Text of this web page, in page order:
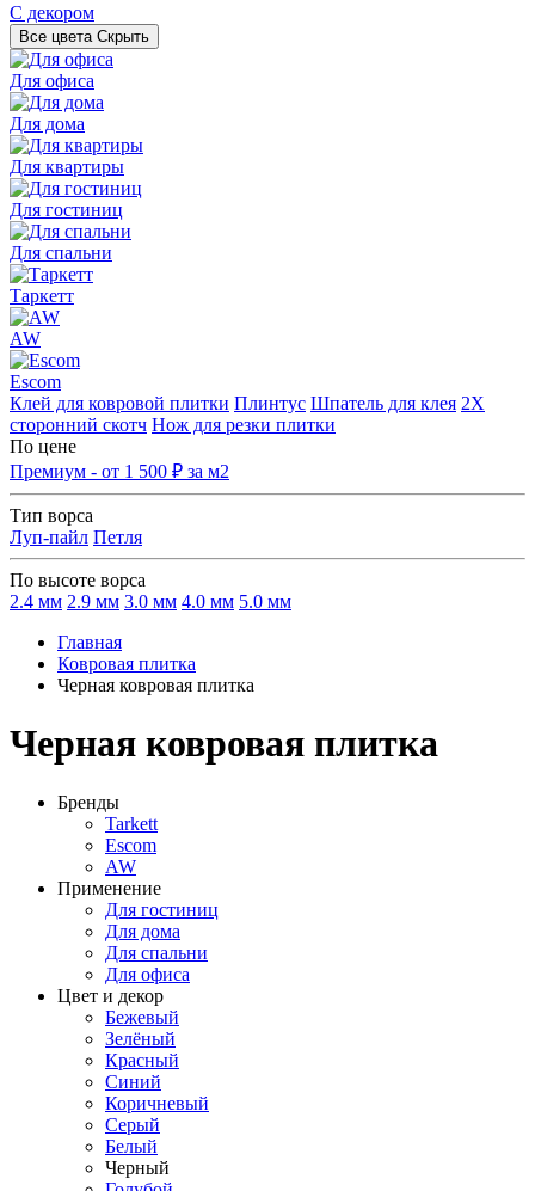
С декором
Все цвета Скрыть
Для офиса
Для дома
Для квартиры
Для гостиниц
Для спальни
Таркетт
AW
Escom
Клей для ковровой плитки Плинтус Шпатель для клея 2Х
сторонний скотч Нож для резки плитки
По цене
Премиум - от 1 500 ₽ за м2
Тип ворса
Луп-пайл Петля
По высоте ворса
2.4 мм 2.9 мм 3.0 мм 4.0 мм 5.0 мм
Главная
Ковровая плитка
Черная ковровая плитка
Черная ковровая плитка
Бренды
Tarkett
Escom
AW
Применение
Для гостиниц
Для дома
Для спальни
Для офиса
Цвет и декор
Бежевый
Зелёный
Красный
Синий
Коричневый
Серый
Белый
Черный